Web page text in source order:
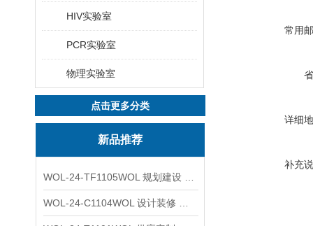
HIV实验室
PCR实验室
物理实验室
点击更多分类
新品推荐
常用
详细
补充